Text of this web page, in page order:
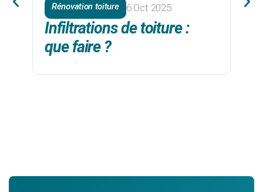
Rénovation toiture 6 Oct 2025
Infiltrations de toiture :
que faire ?